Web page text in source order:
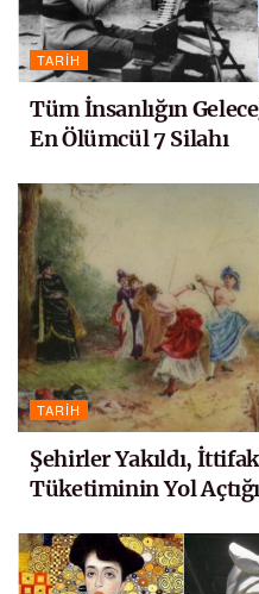
TARIH
Tüm İnsanlığın
En Ölümcül 7 Silahı
TARIH
Şehirler Yakıldı,
Tüketiminin Yol